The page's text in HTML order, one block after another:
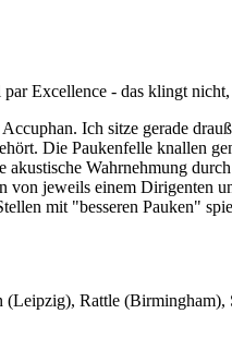
par Excellence - das klingt
Ich sitze gerade
Die Paukenfelle knallen
akustische Wahrnehmung
von jeweils einem Dirigenten
mit "besseren Pauken"
Rattle (Birmingham),